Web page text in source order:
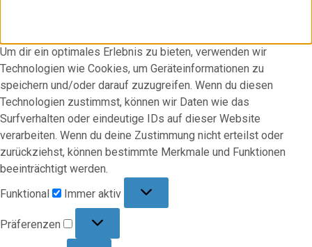
Um dir ein optimales Erlebnis zu bieten, verwenden wir
Technologien wie Cookies, um Geräteinformationen zu
speichern und/oder darauf zuzugreifen. Wenn du diesen
Technologien zustimmst, können wir Daten wie das
Surfverhalten oder eindeutige IDs auf dieser Website
verarbeiten. Wenn du deine Zustimmung nicht erteilst oder
zurückziehst, können bestimmte Merkmale und Funktionen
beeinträchtigt werden.
Funktional
Immer aktiv
Präferenzen